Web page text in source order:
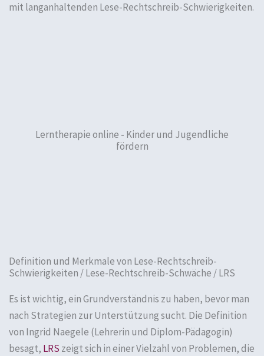
mit langanhaltenden Lese-Rechtschreib-Schwierigkeiten.
Lerntherapie online - Kinder und Jugendliche
fördern
Definition und Merkmale von Lese-Rechtschreib-
Schwierigkeiten / Lese-Rechtschreib-Schwäche / LRS
Es ist wichtig, ein Grundverständnis zu haben, bevor man
nach Strategien zur Unterstützung sucht. Die Definition
von Ingrid Naegele (Lehrerin und Diplom-Pädagogin)
besagt, LRS zeigt sich in einer Vielzahl von Problemen, die